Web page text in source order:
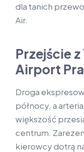
dla tanich
Air.
Przejście
Airport
Droga
północy, a
większość
centrum.
kierowcy dotrą